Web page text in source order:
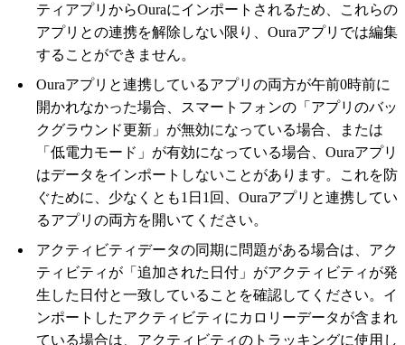
ティアプリからOuraにインポートされるため、これらの
アプリとの連携を解除しない限り、Ouraアプリでは編集
することができません。
Ouraアプリと連携しているアプリの両方が午前0時前に
開かれなかった場合、スマートフォンの「アプリのバッ
クグラウンド更新」が無効になっている場合、または
「低電力モード」が有効になっている場合、Ouraアプリ
はデータをインポートしないことがあります。これを防
ぐために、少なくとも1日1回、Ouraアプリと連携してい
るアプリの両方を開いてください。
アクティビティデータの同期に問題がある場合は、アク
ティビティが「追加された日付」がアクティビティが発
生した日付と一致していることを確認してください。イ
ンポートしたアクティビティにカロリーデータが含まれ
ている場合は、アクティビティのトラッキングに使用し